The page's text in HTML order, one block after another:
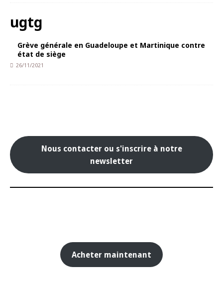
ugtg
Grève générale en Guadeloupe et Martinique contre
état de siège
26/11/2021
Nous contacter ou s'inscrire à notre
newsletter
Acheter maintenant